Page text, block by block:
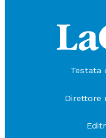
Testata
Direttore